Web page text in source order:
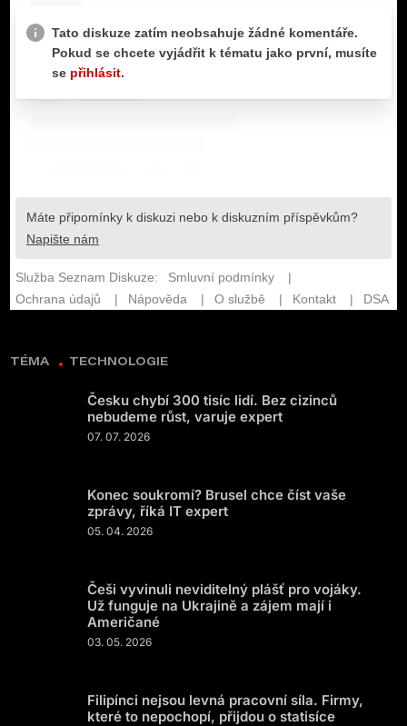
TÉMA TECHNOLOGIE
Česku chybí 300 tisíc lidí. Bez cizinců
nebudeme růst, varuje expert
07. 07. 2026
Konec soukromí? Brusel chce číst vaše
zprávy, říká IT expert
05. 04. 2026
Češi vyvinuli neviditelný plášť pro vojáky.
Už funguje na Ukrajině a zájem mají i
Američané
03. 05. 2026
Filipínci nejsou levná pracovní síla. Firmy,
které to nepochopí, přijdou o statisíce